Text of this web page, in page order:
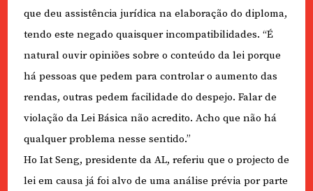
que deu assistência jurídica na elaboração do diploma,
tendo este negado quaisquer incompatibilidades. “É
natural ouvir opiniões sobre o conteúdo da lei porque
há pessoas que pedem para controlar o aumento das
rendas, outras pedem facilidade do despejo. Falar de
violação da Lei Básica não acredito. Acho que não há
qualquer problema nesse sentido.”
Ho Iat Seng, presidente da AL, referiu que o projecto de
lei em causa já foi alvo de uma análise prévia por parte